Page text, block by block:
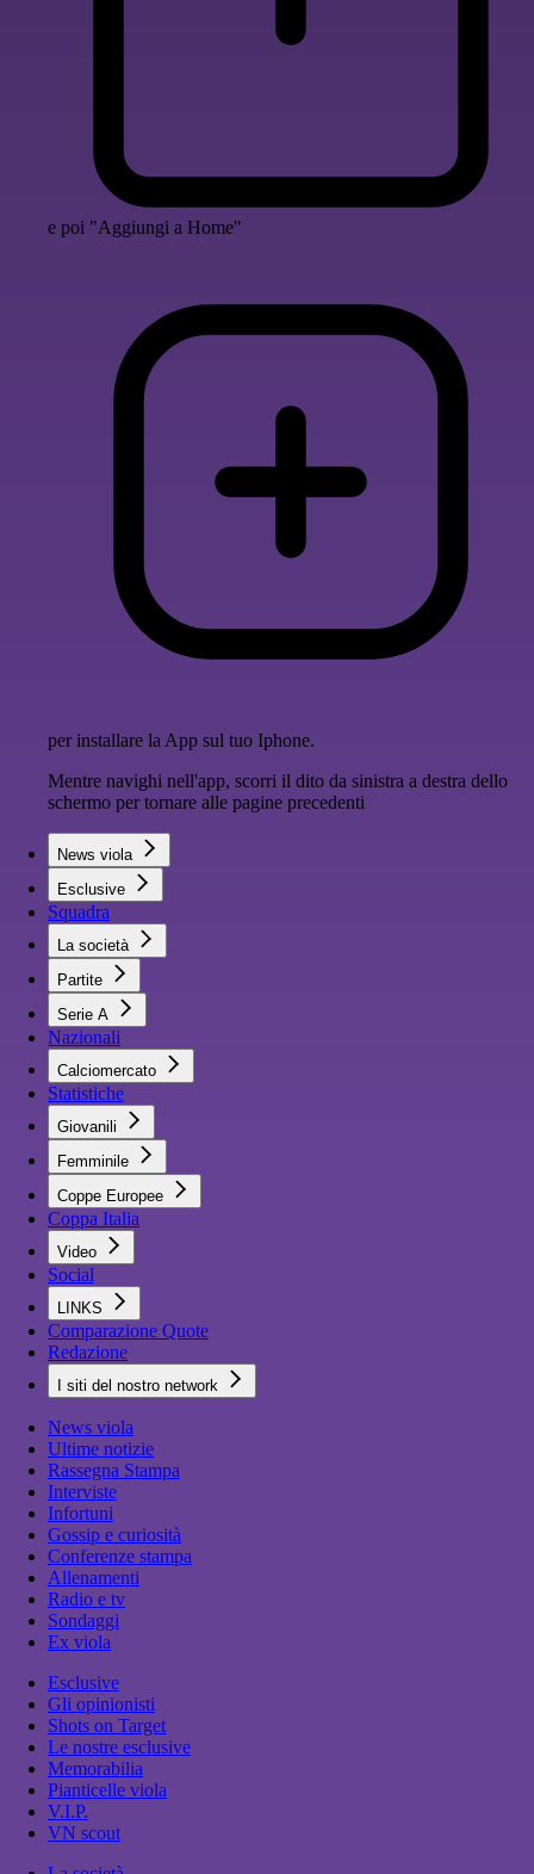
e poi "Aggiungi a Home"
per installare la App sul tuo Iphone.
Mentre navighi nell'app, scorri il dito da sinistra a destra dello
schermo per tornare alle pagine precedenti
News viola
Esclusive
Squadra
La società
Partite
Serie A
Nazionali
Calciomercato
Statistiche
Giovanili
Femminile
Coppe Europee
Coppa Italia
Video
Social
LINKS
Comparazione Quote
Redazione
I siti del nostro network
News viola
Ultime notizie
Rassegna Stampa
Interviste
Infortuni
Gossip e curiosità
Conferenze stampa
Allenamenti
Radio e tv
Sondaggi
Ex viola
Esclusive
Gli opinionisti
Shots on Target
Le nostre esclusive
Memorabilia
Pianticelle viola
V.I.P.
VN scout